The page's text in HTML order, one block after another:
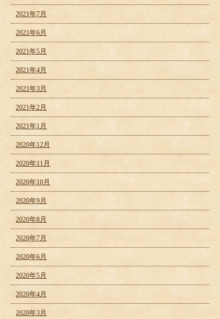
2021年7月
2021年6月
2021年5月
2021年4月
2021年3月
2021年2月
2021年1月
2020年12月
2020年11月
2020年10月
2020年9月
2020年8月
2020年7月
2020年6月
2020年5月
2020年4月
2020年3月